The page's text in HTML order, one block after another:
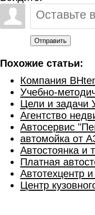
Отправить
Похожие статьи:
Компания
Учебно-
Цели и задачи
Агентство
Автосервис
автомойка от
Автостоянка и
Платная
Автотехцентр
Центр